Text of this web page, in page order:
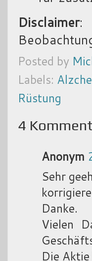
Disclaimer:
Posted by
Labels:
Rüstung
4
Anonym
Sehr
Danke.
Vielen
Die